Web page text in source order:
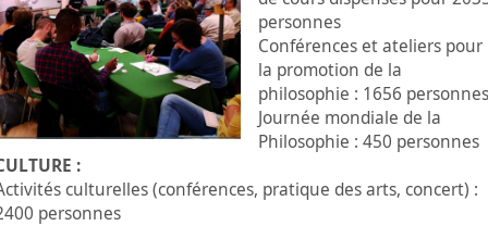
personnes
Conférences et ateliers pour
la promotion de la
philosophie : 1656 personnes
Journée mondiale de la
Philosophie : 450 personnes
:
culturelles (conférences, pratique des arts, concert) :
personnes